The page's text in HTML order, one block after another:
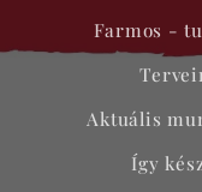
Farmos -
Aktuális
Így